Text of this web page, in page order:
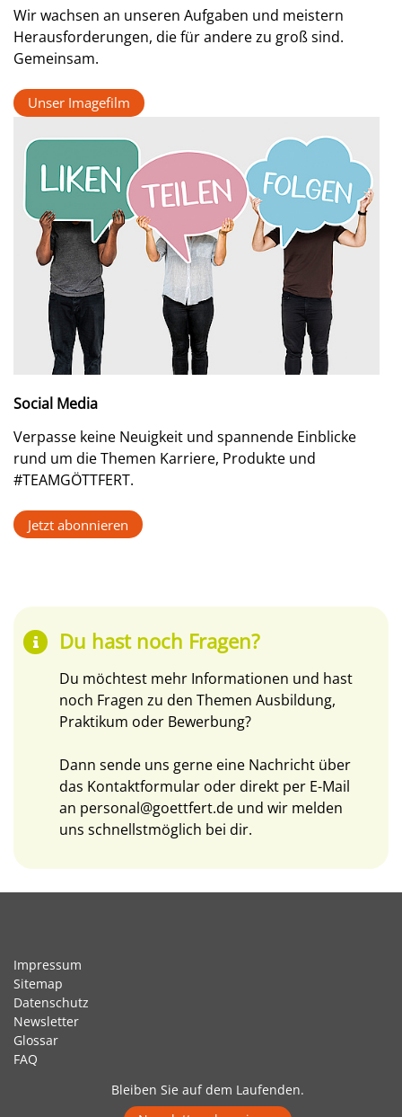
Wir wachsen an unseren Aufgaben und meistern
Herausforderungen, die für andere zu groß sind.
Gemeinsam.
Unser Imagefilm
Social Media
Verpasse keine Neuigkeit und spannende Einblicke
rund um die Themen Karriere, Produkte und
#TEAMGÖTTFERT.
Jetzt abonnieren
Du hast noch Fragen?
Du möchtest mehr Informationen und hast
noch Fragen zu den Themen Ausbildung,
Praktikum oder Bewerbung?
Dann sende uns gerne eine Nachricht über
das Kontaktformular oder direkt per E-Mail
an personal@goettfert.de und wir melden
uns schnellstmöglich bei dir.
Impressum
Sitemap
Datenschutz
Newsletter
Glossar
FAQ
Bleiben Sie auf dem Laufenden.